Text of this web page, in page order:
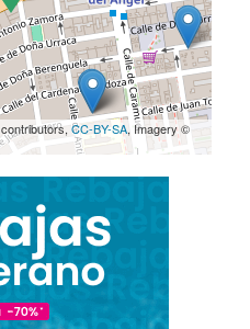
contributors,CC-BY-SA, Imagery ©